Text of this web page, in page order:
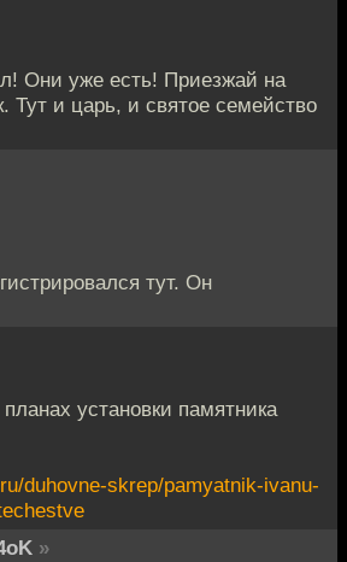
Они уже есть! Приезжай на
Тут и царь, и святое семейство
тут. Он
установки памятника
duhovne-skrep/pamyatnik-ivanu-
»